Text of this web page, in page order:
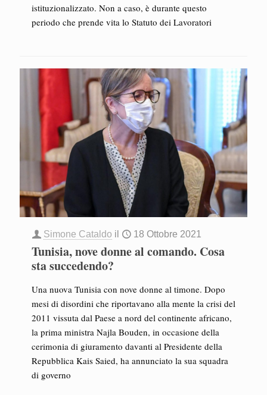
istituzionalizzato. Non a caso, è durante questo
periodo che prende vita lo Statuto dei Lavoratori
Simone Cataldo il 18 Ottobre 2021
Tunisia, nove donne al comando. Cosa
sta succedendo?
Una nuova Tunisia con nove donne al timone. Dopo
mesi di disordini che riportavano alla mente la crisi del
2011 vissuta dal Paese a nord del continente africano,
la prima ministra Najla Bouden, in occasione della
cerimonia di giuramento davanti al Presidente della
Repubblica Kais Saied, ha annunciato la sua squadra
di governo